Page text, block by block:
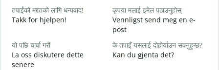
तपाईंको मद्दतको लागि धन्यवाद!
Takk for hjelpen!
कृपया मलाई इमेल पठाउनुहोस्
Vennligst send meg en e-
post
यो पछि चर्चा गरौं
La oss diskutere dette
senere
के तपाइँ यसलाई दोहोर्याउन सक्नुहुन्छ?
Kan du gjenta det?